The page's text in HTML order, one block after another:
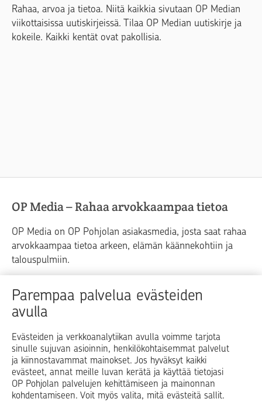
Parempaa palvelua evästeiden
avulla
Evästeiden ja verkkoanalytiikan avulla voimme tarjota
sinulle sujuvan asioinnin, henkilökohtaisemmat palvelut
ja kiinnostavammat mainokset. Jos hyväksyt kaikki
evästeet, annat meille luvan kerätä ja käyttää tietojasi
OP Pohjolan palvelujen kehittämiseen ja mainonnan
kohdentamiseen. Voit myös valita, mitä evästeitä sallit.
Rahaa, arvoa ja tietoa. Niitä kaikkia sivutaan OP Median
viikottaisissa uutiskirjeissä. Tilaa OP Median uutiskirje ja
kokeile. Kaikki kentät ovat pakollisia.
OP Media – Rahaa arvokkaampaa tietoa
OP Media on OP Pohjolan asiakasmedia, josta saat rahaa
arvokkaampaa tietoa arkeen, elämän käännekohtiin ja
talouspulmiin.
Raha Elämä
Yrityselämä
Blogit ja puheenvuorot
Op.fi OP Koti Pohjola Vahinkoapu
Facebook
X LinkedInInstagram